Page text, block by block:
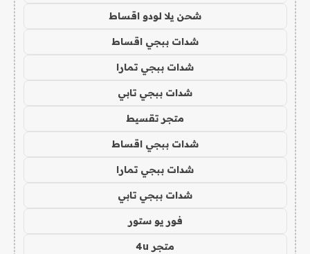
شحن يلا لودو اقساط
شدات ببجي اقساط
شدات ببجي تمارا
شدات ببجي تابي
متجر تقسيط
شدات ببجي اقساط
شدات ببجي تمارا
شدات ببجي تابي
فور يو ستور
متجر 4u